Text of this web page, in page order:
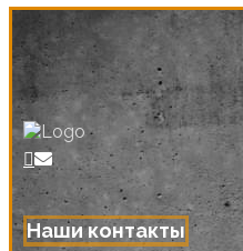
Наши контакты